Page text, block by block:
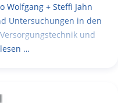
Wolfgang + Steffi Jahn
Untersuchungen in den
und
…